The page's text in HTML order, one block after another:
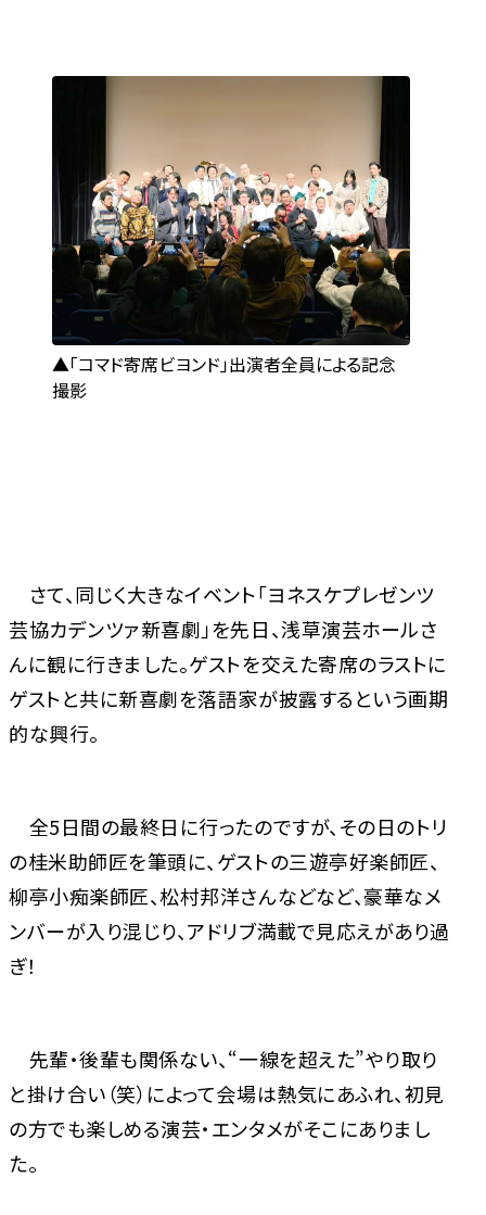
「コマド寄席ビヨンド」出演者全員による記念
撮影
さて、同じく大きなイベント「ヨネスケプレゼンツ
芸協カデンツァ新喜劇」を先日、浅草演芸ホールさ
んに観に行きました。ゲストを交えた寄席のラストに
ゲストと共に新喜劇を落語家が披露するという画期
的な興行。
全5日間の最終日に行ったのですが、その日のトリ
の桂米助師匠を筆頭に、ゲストの三遊亭好楽師匠、
柳亭小痴楽師匠、松村邦洋さんなどなど、豪華なメ
ンバーが入り混じり、アドリブ満載で見応えがあり過
ぎ！
先輩・後輩も関係ない、“一線を超えた”やり取り
と掛け合い（笑）によって会場は熱気にあふれ、初見
の方でも楽しめる演芸・エンタメがそこにありまし
た。